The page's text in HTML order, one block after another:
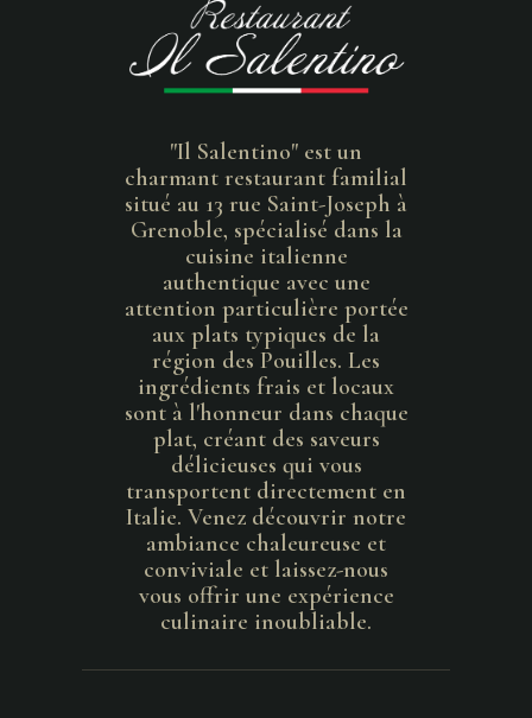
"Il Salentino" est un
charmant restaurant familial
situé au 13 rue Saint-Joseph à
Grenoble, spécialisé dans la
cuisine italienne
authentique avec une
attention particulière portée
aux plats typiques de la
région des Pouilles. Les
ingrédients frais et locaux
sont à l'honneur dans chaque
plat, créant des saveurs
délicieuses qui vous
transportent directement en
Italie. Venez découvrir notre
ambiance chaleureuse et
conviviale et laissez-nous
vous offrir une expérience
culinaire inoubliable.